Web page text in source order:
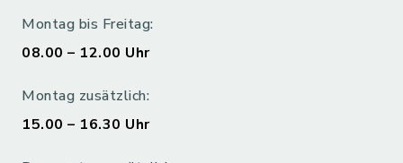
Montag bis Freitag:
08.00 – 12.00 Uhr
Montag zusätzlich:
15.00 – 16.30 Uhr